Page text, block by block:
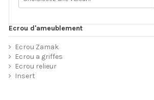
Ecrou d'ameublement
Ecrou Zamak
Ecrou a griffes
Ecrou relieur
Insert